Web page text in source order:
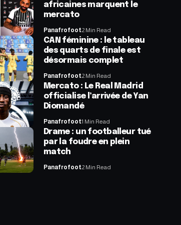
africaines marquent le
mercato
Panafrofoot2 Min Read
CAN féminine : le tableau
des quarts de finale est
désormais complet
Panafrofoot2 Min Read
Mercato : Le Real Madrid
officialise l’arrivée de Yan
Diomandé
Panafrofoot1 Min Read
Drame : un footballeur tué
par la foudre en plein
match
Panafrofoot2 Min Read